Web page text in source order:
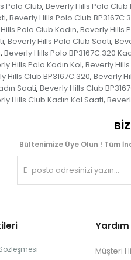
Polo Club, Beverly Hills Polo Club
, Beverly Hills Polo Club
Polo Club Kadın, Beverly Hills
, Beverly Hills Polo Club Saati,
, Beverly Hills Polo BP3167C.320
Hills Polo Kadın Kol, Beverly
Hills Club BP3167C.320, Beverly
Saati, Beverly Hills Club
Hills Club Kadın Kol Saati,
Bültenimize Üye Olun ! Tüm
Yardım
Müşteri